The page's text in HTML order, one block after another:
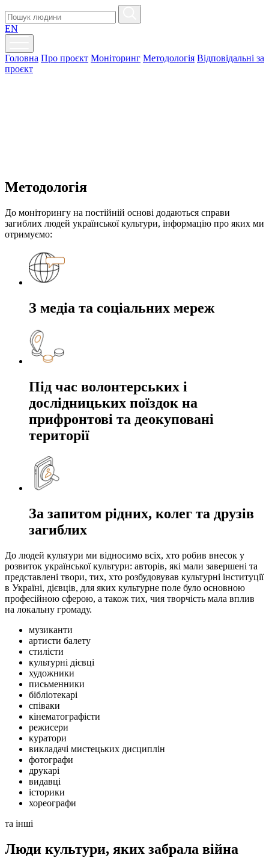
EN
Головна Про проєкт Моніторинг Методологія Відповідальні за
проєкт
Методологія
До моніторингу на постійній основі додаються справи
загиблих людей української культури, інформацію про яких ми
отримуємо:
З медіа та соціальних мереж
Під час волонтерських і
дослідницьких поїздок на
прифронтові та деокуповані
території
За запитом рідних, колег та друзів
загиблих
До людей культури ми відносимо всіх, хто робив внесок у
розвиток української культури: авторів, які мали завершені та
представлені твори, тих, хто розбудовував культурні інституції
в Україні, дієвців, для яких культурне поле було основною
професійною сферою, а також тих, чия творчість мала вплив
на локальну громаду.
музиканти
артисти балету
стилісти
культурні дієвці
художники
письменники
бібліотекарі
співаки
кінематографісти
режисери
куратори
викладачі мистецьких дисциплін
фотографи
друкарі
видавці
історики
хореографи
та інші
Люди культури, яких забрала війна